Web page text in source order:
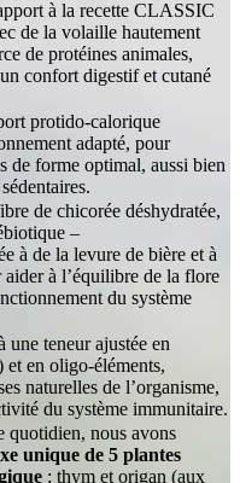
à la recette CLASSIC
de la volaille hautement
de protéines animales,
confort digestif et cutané
protido-calorique
adapté, pour
de forme optimal, aussi bien
de chicorée déshydratée,
–
à de la levure de bière et à
à l’équilibre de la flore
du système
une teneur ajustée en
en oligo-éléments,
naturelles de l’organisme,
du système immunitaire.
quotidien, nous avons
unique de 5 plantes
: thym et origan (aux